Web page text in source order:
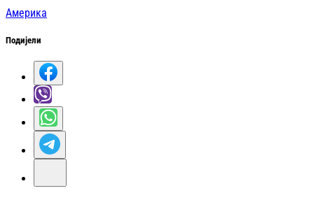
Америка
Подијели